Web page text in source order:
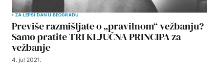
ZA LEPŠI DAN U BEOGRADU
Previše razmišljate o „pravilnom“ vežbanju?
Samo pratite TRI KLJUČNA PRINCIPA za
vežbanje
4. jul 2021.